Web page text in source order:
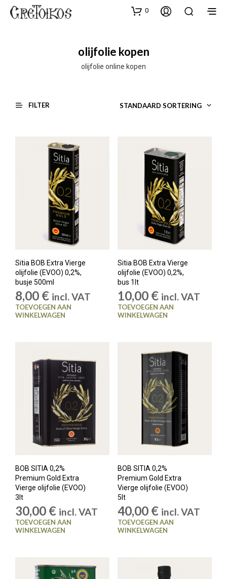
0
olijfolie kopen
olijfolie online kopen
FILTER STANDAARD SORTERING
Sitia BOB Extra Vierge
olijfolie (EVOO) 0,2%,
busje 500ml
8,00 € incl. VAT
TOEVOEGEN AAN
WINKELWAGEN
Sitia BOB Extra Vierge
olijfolie (EVOO) 0,2%,
bus 1lt
10,00 € incl. VAT
TOEVOEGEN AAN
WINKELWAGEN
BOB SITIA 0,2%
Premium Gold Extra
Vierge olijfolie (EVOO)
3lt
30,00 € incl. VAT
TOEVOEGEN AAN
WINKELWAGEN
BOB SITIA 0,2%
Premium Gold Extra
Vierge olijfolie (EVOO)
5lt
40,00 € incl. VAT
TOEVOEGEN AAN
WINKELWAGEN